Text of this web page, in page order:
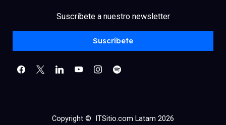
Suscríbete a nuestro newsletter
Suscríbete
linkedinyoutubeinstagram
spotify
Copyright © ITSitio.com Latam 2026